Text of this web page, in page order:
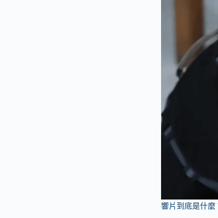
響片到底是什麼